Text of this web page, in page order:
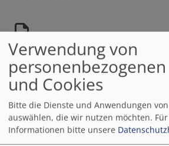
Reinigungskraft, Kita
284.1 KB
72 Stunden: Bayerische
Weltrekord auf
Hiroshima und Nagasaki:
Verwendung von
und Cookies
Bitte die Dienste und Anwendungen
auswählen, die wir nutzen möchten.
Informationen bitte unsere